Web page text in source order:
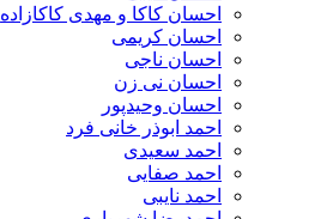
احسان کاکا و مهدی کاکازاده
احسان کریمی
احسان ناجی
احسان نی زن
احسان وحیدپور
احمد ابوذر خانی فرد
احمد سعیدی
احمد صفایی
احمد نایبی